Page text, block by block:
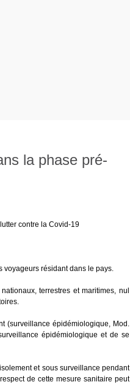
la phase pré-
contre la Covid-19
voyageurs résidant dans le pays.
terrestres et maritimes, nul
(surveillance épidémiologique, Mod.
épidémiologique et de se
et sous surveillance pendant
de cette mesure sanitaire peut